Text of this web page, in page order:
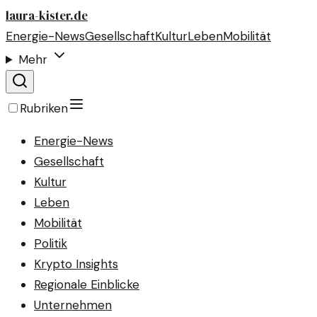
laura-kister.de
Energie-NewsGesellschaftKulturLebenMobilität
Mehr
Rubriken
Energie-News
Gesellschaft
Kultur
Leben
Mobilität
Politik
Krypto Insights
Regionale Einblicke
Unternehmen